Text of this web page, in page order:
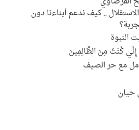
.. كيف ندعم أبناءنا دون
النبوة
إِنِّي كُنْتُ مِنَ الظَّالِمِينَ
مع حر الصيف
حيان